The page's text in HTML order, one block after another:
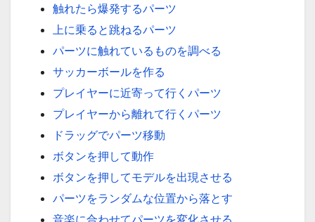
触れたら爆発するパーツ
上に乗ると跳ねるパーツ
パーツに触れているものを調べる
サッカーボールを作る
プレイヤーに近寄って行くパーツ
プレイヤーから離れて行くパーツ
ドラッグでパーツ移動
ボタンを押して動作
ボタンを押してモデルを出現させる
パーツをランダムな位置から落とす
音楽に合わせてパーツを変化させる